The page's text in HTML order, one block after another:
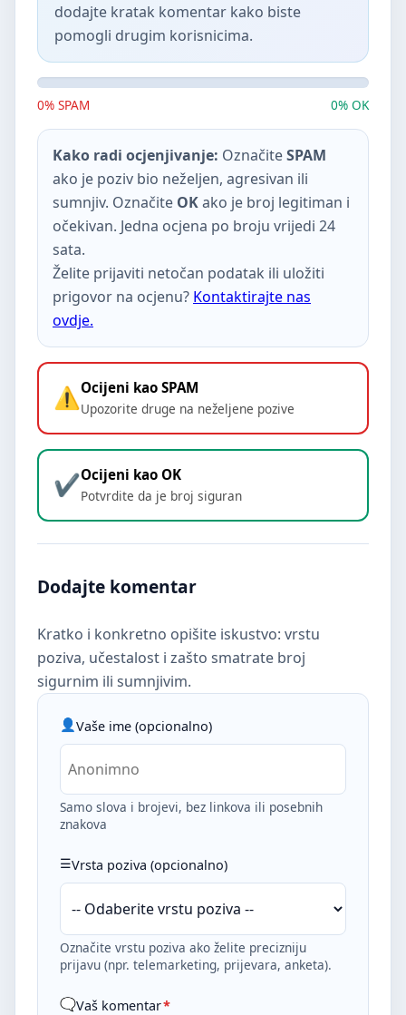
dodajte kratak komentar kako biste
pomogli drugim korisnicima.
0% SPAM 0% OK
Kako radi ocjenjivanje: OznačiteSPAM
ako je poziv bio neželjen, agresivan ili
sumnjiv. Označite OKako je broj legitiman i
očekivan. Jedna ocjena po broju vrijedi 24
sata.
Želite prijaviti netočan podatak ili uložiti
prigovor na ocjenu? Kontaktirajte nas
ovdje.
Ocijeni kao SPAM
Upozorite druge na neželjene pozive
Ocijeni kao OK
Potvrdite da je broj siguran
Dodajte komentar
Kratko i konkretno opišite iskustvo: vrstu
poziva, učestalost i zašto smatrate broj
sigurnim ili sumnjivim.
Vaše ime (opcionalno)
Samo slova i brojevi, bez linkova ili posebnih
znakova
Vrsta poziva (opcionalno)
Označite vrstu poziva ako želite precizniju
prijavu (npr. telemarketing, prijevara, anketa).
Vaš komentar*